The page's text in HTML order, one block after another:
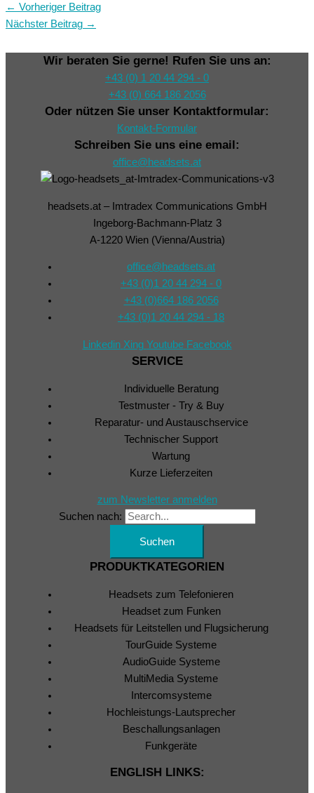
← Vorheriger Beitrag
Nächster Beitrag →
Wir beraten Sie gerne! Rufen Sie uns an:
+43 (0) 1 20 44 294 - 0
+43 (0) 664 186 2056
Oder nützen Sie unser Kontaktformular:
Kontakt-Formular
Schreiben Sie uns eine email:
office@headsets.at
headsets.at – Imtradex Communications GmbH
Ingeborg-Bachmann-Platz 3
A-1220 Wien (Vienna/Austria)
office@headsets.at
+43 (0)1 20 44 294 - 0
+43 (0)664 186 2056
+43 (0)1 20 44 294 - 18
Linkedin Xing Youtube Facebook
SERVICE
Individuelle Beratung
Testmuster - Try & Buy
Reparatur- und Austauschservice
Technischer Support
Wartung
Kurze Lieferzeiten
zum Newsletter anmelden
Suchen nach:
PRODUKTKATEGORIEN
Headsets zum Telefonieren
Headset zum Funken
Headsets für Leitstellen und Flugsicherung
TourGuide Systeme
AudioGuide Systeme
MultiMedia Systeme
Intercomsysteme
Hochleistungs-Lautsprecher
Beschallungsanlagen
Funkgeräte
ENGLISH LINKS: